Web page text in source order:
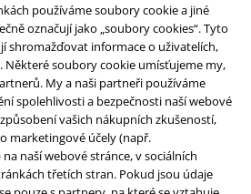
používáme soubory cookie a jiné
označují jako „soubory cookies“. Tyto
shromažďovat informace o uživatelích,
Některé soubory cookie umísťujeme my,
My a naši partneři používáme
spolehlivosti a bezpečnosti naší webové
vašich nákupních zkušeností,
marketingové účely (např.
naší webové stránce, v sociálních
třetích stran. Pokud jsou údaje